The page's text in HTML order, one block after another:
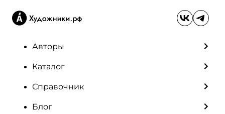
Авторы
Каталог
Справочник
Блог